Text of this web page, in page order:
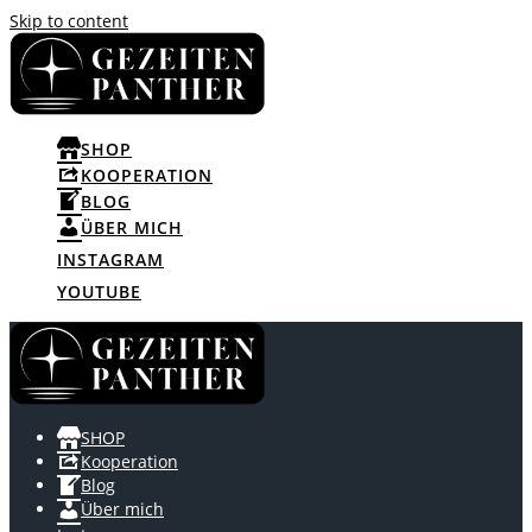
Skip to content
SHOP
KOOPERATION
BLOG
ÜBER MICH
INSTAGRAM
YOUTUBE
SHOP
Kooperation
Blog
Über mich